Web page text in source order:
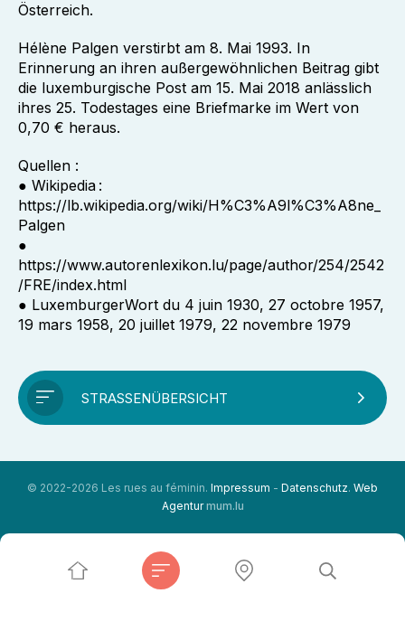
Österreich.
Hélène Palgen verstirbt am 8. Mai 1993. In
Erinnerung an ihren außergewöhnlichen Beitrag gibt
die luxemburgische Post am 15. Mai 2018 anlässlich
ihres 25. Todestages eine Briefmarke im Wert von
0,70 € heraus.
Quellen :
● Wikipedia :
https://lb.wikipedia.org/wiki/H%C3%A9l%C3%A8ne_
Palgen
●
https://www.autorenlexikon.lu/page/author/254/2542
/FRE/index.html
● LuxemburgerWort du 4 juin 1930, 27 octobre 1957,
19 mars 1958, 20 juillet 1979, 22 novembre 1979
STRASSENÜBERSICHT
© 2022-2026 Les rues au féminin. Impressum - Datenschutz. Web
Agentur mum.lu